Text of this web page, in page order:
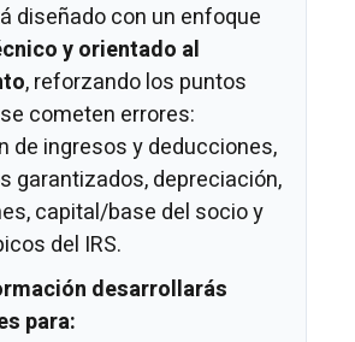
diseñado con un enfoque
y orientado al
, reforzando los puntos
cometen errores:
de ingresos y deducciones,
garantizados, depreciación,
capital/base del socio y
del IRS.
desarrollarás
para: